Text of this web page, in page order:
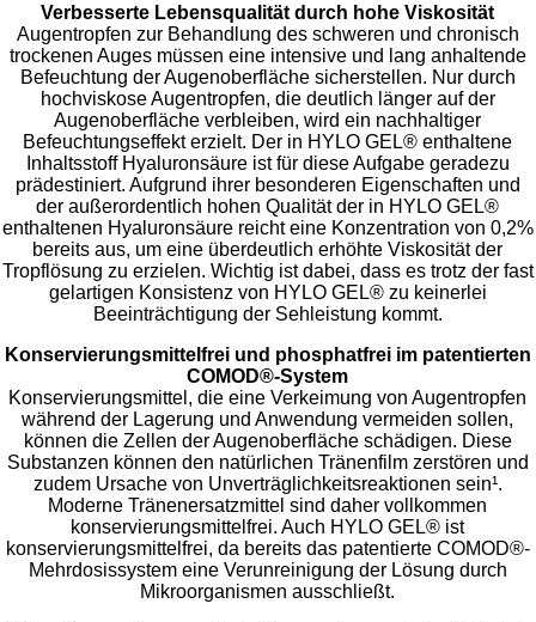
Verbesserte Lebensqualität durch hohe Viskosität
Augentropfen zur Behandlung des schweren und chronisch
trockenen Auges müssen eine intensive und lang anhaltende
Befeuchtung der Augenoberfläche sicherstellen. Nur durch
hochviskose Augentropfen, die deutlich länger auf der
Augenoberfläche verbleiben, wird ein nachhaltiger
Befeuchtungseffekt erzielt. Der in HYLO GEL® enthaltene
Inhaltsstoff Hyaluronsäure ist für diese Aufgabe geradezu
prädestiniert. Aufgrund ihrer besonderen Eigenschaften und
der außerordentlich hohen Qualität der in HYLO GEL®
enthaltenen Hyaluronsäure reicht eine Konzentration von 0,2%
bereits aus, um eine überdeutlich erhöhte Viskosität der
Tropflösung zu erzielen. Wichtig ist dabei, dass es trotz der fast
gelartigen Konsistenz von HYLO GEL® zu keinerlei
Beeinträchtigung der Sehleistung kommt.
Konservierungsmittelfrei und phosphatfrei im patentierten
COMOD®-System
Konservierungsmittel, die eine Verkeimung von Augentropfen
während der Lagerung und Anwendung vermeiden sollen,
können die Zellen der Augenoberfläche schädigen. Diese
Substanzen können den natürlichen Tränenfilm zerstören und
zudem Ursache von Unverträglichkeitsreaktionen sein¹.
Moderne Tränenersatzmittel sind daher vollkommen
konservierungsmittelfrei. Auch HYLO GEL® ist
konservierungsmittelfrei, da bereits das patentierte COMOD®-
Mehrdosissystem eine Verunreinigung der Lösung durch
Mikroorganismen ausschließt.